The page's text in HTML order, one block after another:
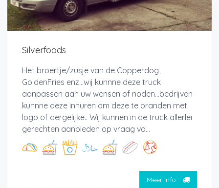
Silverfoods
Het broertje/zusje van de Copperdog,
GoldenFries enz...wij kunnne deze truck
aanpassen aan uw wensen of noden...bedrijven
kunnne deze inhuren om deze te branden met
logo of dergelijke.. Wij kunnen in de truck allerlei
gerechten aanbieden op vraag va...
Meer info